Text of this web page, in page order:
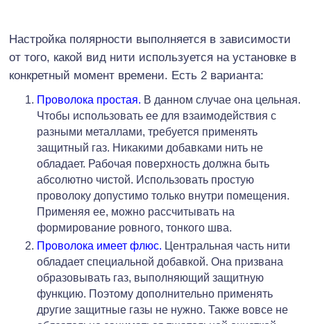
Настройка полярности выполняется в зависимости
от того, какой вид нити используется на установке в
конкретный момент времени. Есть 2 варианта:
Проволока простая. В данном случае она цельная.
Чтобы использовать ее для взаимодействия с
разными металлами, требуется применять
защитный газ. Никакими добавками нить не
обладает. Рабочая поверхность должна быть
абсолютно чистой. Использовать простую
проволоку допустимо только внутри помещения.
Применяя ее, можно рассчитывать на
формирование ровного, тонкого шва.
Проволока имеет флюс. Центральная часть нити
обладает специальной добавкой. Она призвана
образовывать газ, выполняющий защитную
функцию. Поэтому дополнительно применять
другие защитные газы не нужно. Также вовсе не